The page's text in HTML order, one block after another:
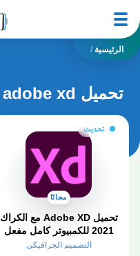
الرئيسية /
تحميل adobe xd مفعل
تحديث
مجانًا
تحميل Adobe XD مع الكراك
2021 للكمبيوتر كامل مفعل
برابط مباشر من ميديافاير
التصميم الجرافيكي